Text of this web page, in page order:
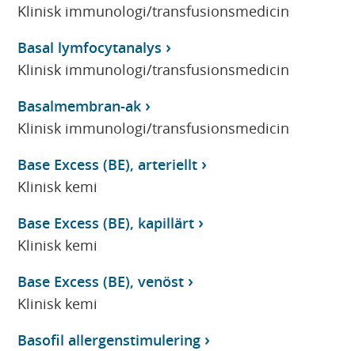
Klinisk immunologi/transfusionsmedicin
Basal lymfocytanalys
Klinisk immunologi/transfusionsmedicin
Basalmembran-ak
Klinisk immunologi/transfusionsmedicin
Base Excess (BE), arteriellt
Klinisk kemi
Base Excess (BE), kapillärt
Klinisk kemi
Base Excess (BE), venöst
Klinisk kemi
Basofil allergenstimulering